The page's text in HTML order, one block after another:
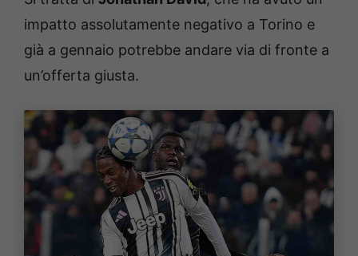
impatto assolutamente negativo a Torino e
già a gennaio potrebbe andare via di fronte a
un’offerta giusta.